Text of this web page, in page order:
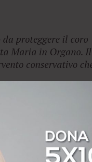
proteggere il coro
Maria in Organo. Il
conservativo